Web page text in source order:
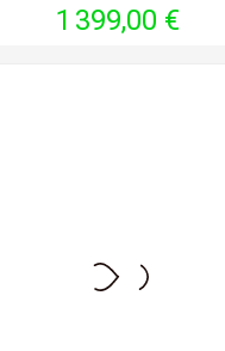
Prix
1 399,00 €